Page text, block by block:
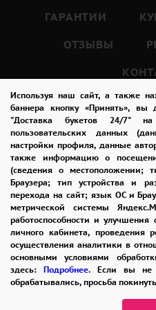
Используя наш сайт, а также
баннера кнопку «Принять», вы
"Доставка букетов 24/7"
пользовательских данных
настройки профиля, данные
также информацию о
(сведения о
Браузера; тип устройства и
перехода на сайт; язык ОС и
метрической системы
работоспособности и
личного кабинета, проведения
осуществления аналитики в
основными условиями
здесь: Подробнее. Если вы не
обрабатывались, просьба
Красные розы – это
символически. Они
любовь, романтику и
Если вы хотите
эмоции, то букет из
(под ленту) – это
Он подарит
ваше празднование
запоминающимся.
Кроме того, такой
любого случая.
Он может стать
ГАРАНТИИ
ОТЗЫВЫ
8-965-
ул.
ПОЛИТИКА